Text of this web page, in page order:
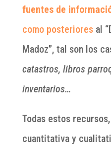
fuentes de
como posterioresal
Madoz”, tal son los
catastros, libros
inventarios…
Todas estos
cuantitativa y